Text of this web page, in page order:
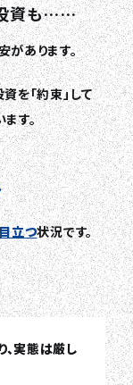
資も……
があります。
を「約束」して
す。
立つ状況です。
、実態は厳し